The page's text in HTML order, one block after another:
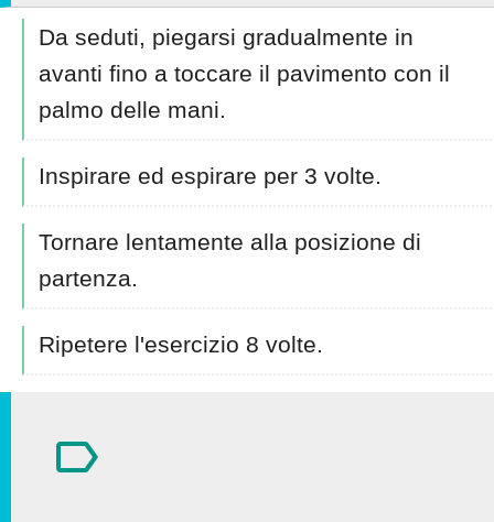
Da seduti, piegarsi gradualmente in
avanti fino a toccare il pavimento con il
palmo delle mani.
Inspirare ed espirare per 3 volte.
Tornare lentamente alla posizione di
partenza.
Ripetere l'esercizio 8 volte.